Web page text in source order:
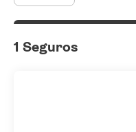
1 Seguros